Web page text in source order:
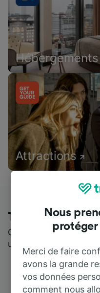
Hébergements
Attractions
Trainline : l'avis
Qui mieux pour parler
utilisent ?
Nous
protéger
Merci de faire
avons la grande
vos données
comment nous